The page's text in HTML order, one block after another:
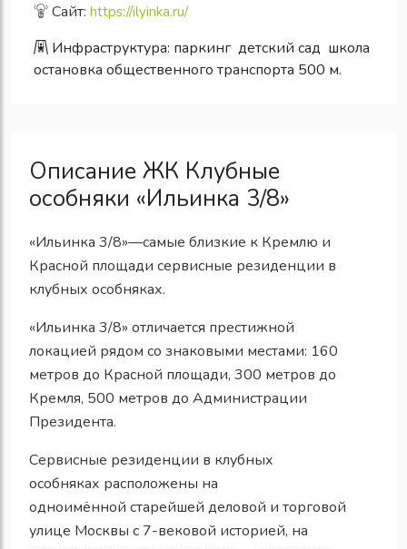
Сайт: https://ilyinka.ru/
Инфраструктура: паркинг детский сад школа
остановка общественного транспорта 500 м.
Описание ЖК Клубные
особняки «Ильинка 3/8»
«Ильинка 3/8»—самые близкие к Кремлю и
Красной площади сервисные резиденции в
клубных особняках.
«Ильинка 3/8» отличается престижной
локацией рядом со знаковыми местами: 160
метров до Красной площади, 300 метров до
Кремля, 500 метров до Администрации
Президента.
Сервисные резиденции в клубных
особняках расположены на
одноимённой старейшей деловой и торговой
улице Москвы с 7-вековой историей, на